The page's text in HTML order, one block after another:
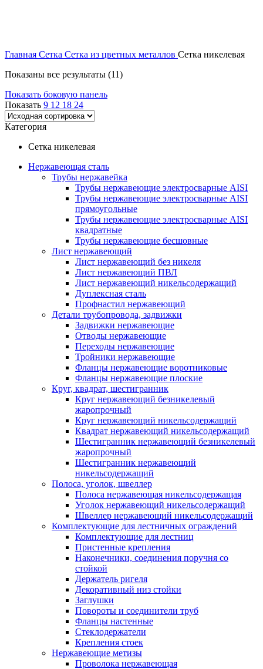
Главная Сетка Сетка из цветных металлов Сетка никелевая
Показаны все результаты (11)
Показать боковую панель
Показать 9 12 18 24
Категория
Сетка никелевая
Нержавеющая сталь
Трубы нержавейка
Трубы нержавеющие электросварные AISI
Трубы нержавеющие электросварные AISI
прямоугольные
Трубы нержавеющие электросварные AISI
квадратные
Трубы нержавеющие бесшовные
Лист нержавеющий
Лист нержавеющий без никеля
Лист нержавеющий ПВЛ
Лист нержавеющий никельсодержащий
Дуплексная сталь
Профнастил нержавеющий
Детали трубопровода, задвижки
Задвижки нержавеющие
Отводы нержавеющие
Переходы нержавеющие
Тройники нержавеющие
Фланцы нержавеющие воротниковые
Фланцы нержавеющие плоские
Круг, квадрат, шестигранник
Круг нержавеющий безникелевый
жаропрочный
Круг нержавеющий никельсодержащий
Квадрат нержавеющий никельсодержащий
Шестигранник нержавеющий безникелевый
жаропрочный
Шестигранник нержавеющий
никельсодержащий
Полоса, уголок, швеллер
Полоса нержавеющая никельсодержащая
Уголок нержавеющий никельсодержащий
Швеллер нержавеющий никельсодержащий
Комплектующие для лестничных ограждений
Комплектующие для лестниц
Пристенные крепления
Наконечники, соединения поручня со
стойкой
Держатель ригеля
Декоративный низ стойки
Заглушки
Повороты и соединители труб
Фланцы настенные
Стеклодержатели
Крепления стоек
Нержавеющие метизы
Проволока нержавеющая